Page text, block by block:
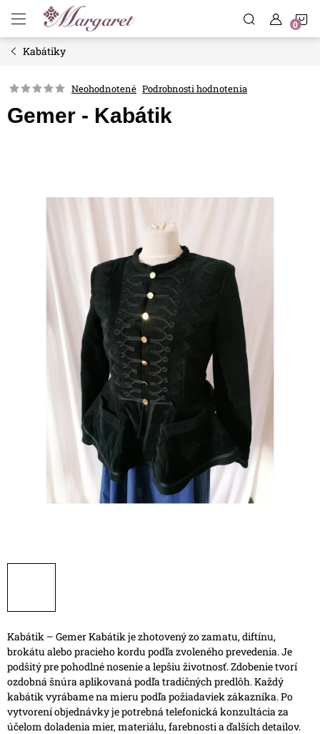
obsah
Kabátiky
Neohodnotené Podrobnosti hodnotenia
Gemer - Kabátik
Kabátik – GemerKabátik je zhotovený zo zamatu, diftínu,
brokátu alebo pracieho kordu podľa zvoleného prevedenia. Je
podšitý pre pohodlné nosenie a lepšiu životnosť.Zdobenie tvorí
ozdobná šnúra aplikovaná podľa tradičných predlôh.Každý
kabátik vyrábame na mieru podľa požiadaviek zákazníka. Po
vytvorení objednávky je potrebná telefonická konzultácia za
účelom doladenia mier, materiálu, farebnosti a ďalších detailov.